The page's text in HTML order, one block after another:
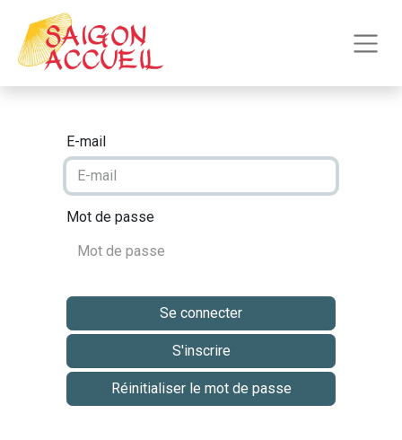
E-mail
Mot de passe
Se connecter
S'inscrire
Réinitialiser le mot de passe